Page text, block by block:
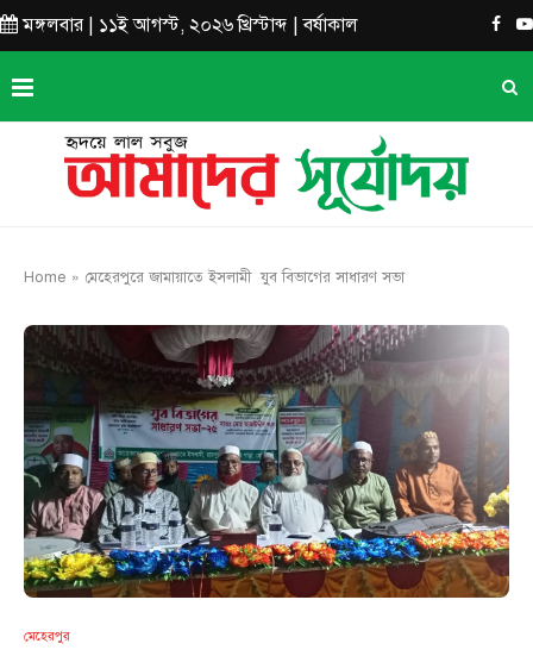
মঙ্গলবার | ১১ই আগস্ট, ২০২৬ খ্রিস্টাব্দ | বর্ষাকাল
Home » মেহেরপুরে জামায়াতে ইসলামী যুব বিভাগের সাধারণ সভা
মেহেরপুর